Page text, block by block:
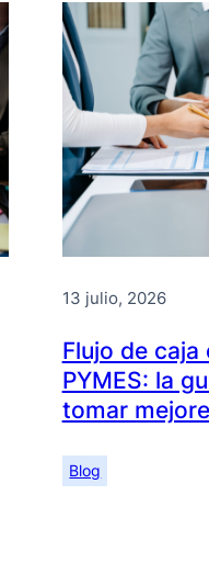
13 julio, 2026
Flujo de
PYMES: la
tomar
Blog